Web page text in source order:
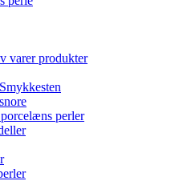
varer produkter
perler